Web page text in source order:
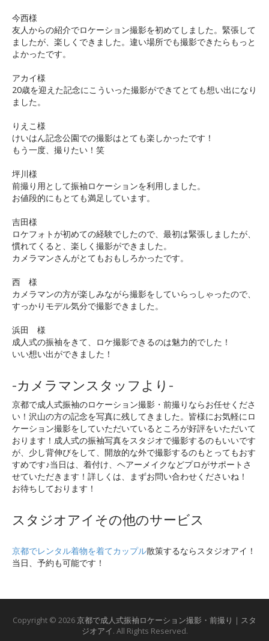
今西様
友人からの紹介でロケーション撮影を初めてしました。緊張して
ましたが、楽しくできました。違い場所でも撮影できたらもっと
よかったです。
アカイ様
20歳を迎えた記念にこういった撮影ができてとても想い出になり
ました。
りえこ様
けいはん記念公園での撮影はとても楽しかったです！
もう一度、撮りたい！笑
坪川様
前撮り用として振袖ロケーションを利用しました。
お値段的にもとても満足しています。
吉田様
ロケフォトが初めての経験でしたので、最初は緊張しましたが、
慣れてくると、楽しく撮影ができました。
カメラマンさんがとてもおもしろかったです。
西 様
カメラマンの方が楽しみながら撮影をしていらっしゃったので、
すっかりモデル気分で撮影できました。
浜田 様
成人式の振袖をきて、ロケ撮影できるのは魅力的でした！
いい想い出ができました！
-カメラマンスタッフより-
京都で成人式振袖のロケーション撮影・前撮りならお任せくださ
い！沢山の方の記念を写真に残してきました。皆様にお気軽にロ
ケーション撮影をしていただいているところが好評をいただいて
おります！成人式の振袖写真をスタジオで撮影するのもいいです
が、少し背伸びをして、開放的な外で撮影するのもとってもおす
すめです♪当日は、着付け、ヘアーメイクなどプロがサポートさ
せていただきます！詳しくは、まずお問い合わせくださいね！
お待ちしております！
スタジオアイその他のサービス
京都でレンタル着物を着てカップル散策するならスタジオアイ！
当日、予約も可能です！
Copyright © 2026京都で成人式振袖ロケーション撮影・前撮り｜スタ
ジオアイ. All Rights Reserved.